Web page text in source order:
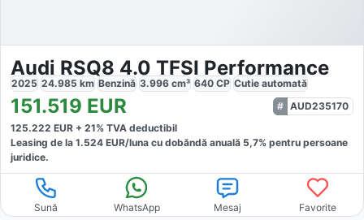
Audi RSQ8 4.0 TFSI Performance
2025 24.985 km Benzină 3.996 cm³ 640 CP Cutie automată
151.519 EUR
AUD235170
125.222 EUR + 21% TVA deductibil
Leasing de la 1.524 EUR/luna cu dobăndă anuală 5,7% pentru persoane
juridice.
Sună WhatsApp Mesaj Favorite